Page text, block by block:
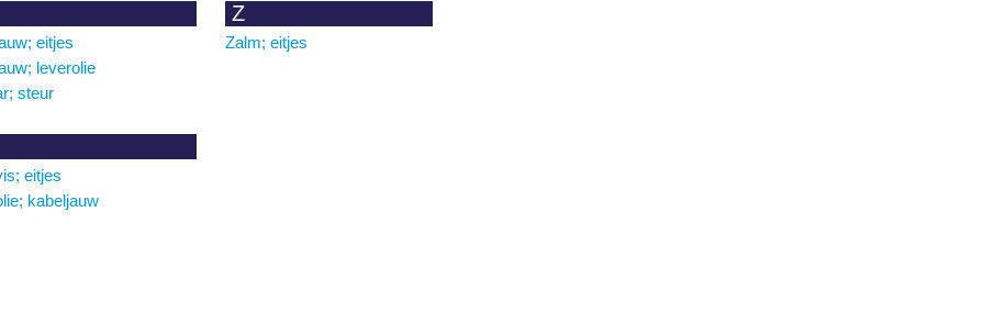
Z
eitjes
Zalm; eitjes
leverolie
steur
eitjes
kabeljauw